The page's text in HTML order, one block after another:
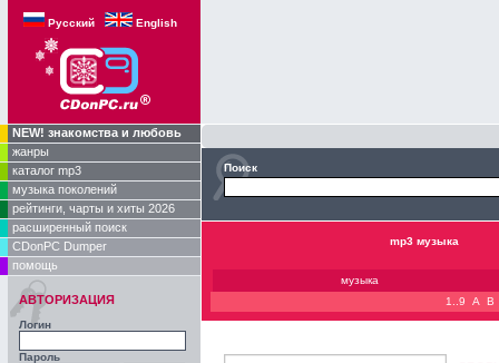
Русский English
NEW! знакомства и любовь
жанры
каталог mp3
музыка поколений
рейтинги, чарты и хиты 2026
расширенный поиск
CDonPC Dumper
помощь
АВТОРИЗАЦИЯ
Логин
Пароль
Поиск
mp3 музыка
музыка
1..9
A B